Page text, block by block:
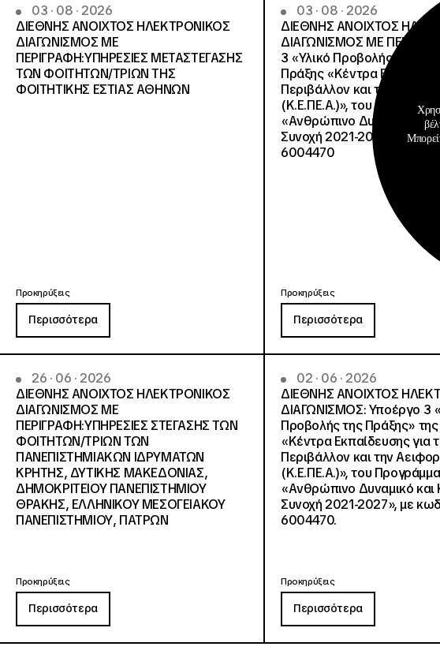
03 · 08 · 2026
ΔΙΕΘΝΗΣ ΑΝΟΙΧΤΟΣ ΗΛΕΚΤΡΟΝΙΚΟΣ
ΔΙΑΓΩΝΙΣΜΟΣ ΜΕ
ΠΕΡΙΓΡΑΦΗ:ΥΠΗΡΕΣΙΕΣ METAΣΤΕΓΑΣΗΣ
ΤΩΝ ΦΟΙΤΗΤΩΝ/ΤΡΙΩΝ ΤΗΣ
ΦΟΙΤΗΤΙΚΗΣ ΕΣΤΙΑΣ ΑΘΗΝΩΝ
Προκηρύξεις
Περισσότερα
03 · 08 · 2026
ΔΙΕΘΝΗΣ ΑΝΟΙΧΤΟΣ
ΔΙΑΓΩΝΙΣΜΟΣ ΜΕ
3 «Υλικό Προβολής της
Πράξης «Κέντρα
Περιβάλλον και την
(Κ.Ε.ΠΕ.Α.)», του
«Ανθρώπινο Δυναμικό και
Συνοχή 2021-2027», με
6004470
Προκηρύξεις
Περισσότερα
26 · 06 · 2026
ΔΙΕΘΝΗΣ ΑΝΟΙΧΤΟΣ ΗΛΕΚΤΡΟΝΙΚΟΣ
ΔΙΑΓΩΝΙΣΜΟΣ ΜΕ
ΠΕΡΙΓΡΑΦΗ:ΥΠΗΡΕΣΙΕΣ ΣΤΕΓΑΣΗΣ ΤΩΝ
ΦΟΙΤΗΤΩΝ/ΤΡΙΩΝ ΤΩΝ
ΠΑΝΕΠΙΣΤΗΜΙΑΚΩΝ ΙΔΡΥΜΑΤΩΝ
KΡΗΤΗΣ, ΔΥΤΙΚΗΣ ΜΑΚΕΔΟΝΙΑΣ,
ΔΗΜΟΚΡΙΤΕΙΟΥ ΠΑΝΕΠΙΣΤΗΜΙΟΥ
ΘΡΑΚΗΣ, ΕΛΛΗΝΙΚΟΥ ΜΕΣΟΓΕΙΑΚΟΥ
ΠΑΝΕΠΙΣΤΗΜΙΟΥ, ΠΑΤΡΩΝ
Προκηρύξεις
Περισσότερα
02 · 06 · 2026
ΔΙΕΘΝΗΣ ΑΝΟΙΧΤΟΣ
ΔΙΑΓΩΝΙΣΜΟΣ: Υποέργο 3
Προβολής της Πράξης»
«Κέντρα Εκπαίδευσης για
Περιβάλλον και την
(Κ.Ε.ΠΕ.Α.)», του
«Ανθρώπινο Δυναμικό και
Συνοχή 2021-2027», με
6004470.
Προκηρύξεις
Περισσότερα